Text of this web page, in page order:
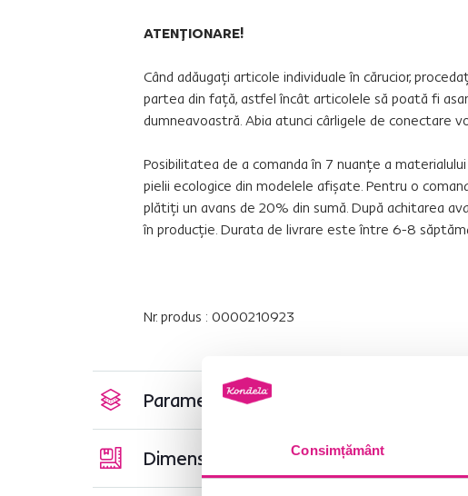
Consimțământ
ATENŢIONARE!
Când adăugaţi articole individuale în cărucior,
partea din faţă, astfel încât articolele să poată fi
dumneavoastră. Abia atunci cârligele de conectare
Posibilitatea de a comanda în 7 nuanţe a
pielii ecologice din modelele afişate. Pentru o
plătiţi un avans de 20% din sumă. După achitarea
în producţie. Durata de livrare este între 6-8
Nr. produs : 0000210923
Parametri de bază
Dimensiuni și specificații